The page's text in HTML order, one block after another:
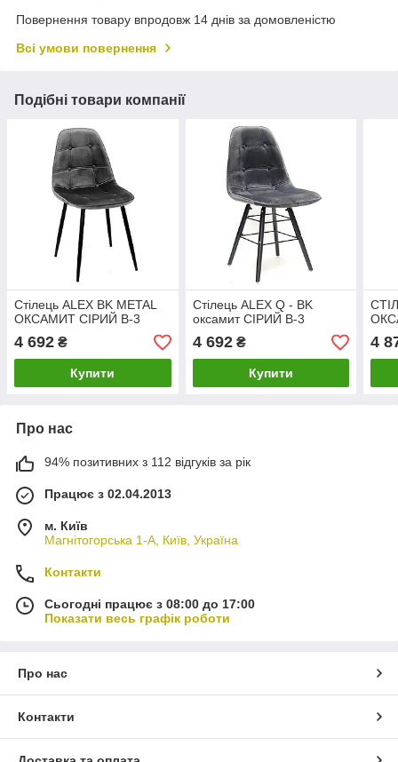
Повернення товару впродовж 14 днів за домовленістю
Всі умови повернення
Подібні товари компанії
Стілець ALEX BK METAL
ОКСАМИТ СІРИЙ В-3
4 692 ₴
Купити
Стілець ALEX Q - BK
оксамит СІРИЙ В-3
4 692₴
Купити
4
Про нас
94% позитивних з 112 відгуків за рік
Працює з 02.04.2013
м. Київ
Магнітогорська 1-А, Київ, Україна
Контакти
Сьогодні працює з 08:00 до 17:00
Показати весь графік роботи
Про нас
Контакти